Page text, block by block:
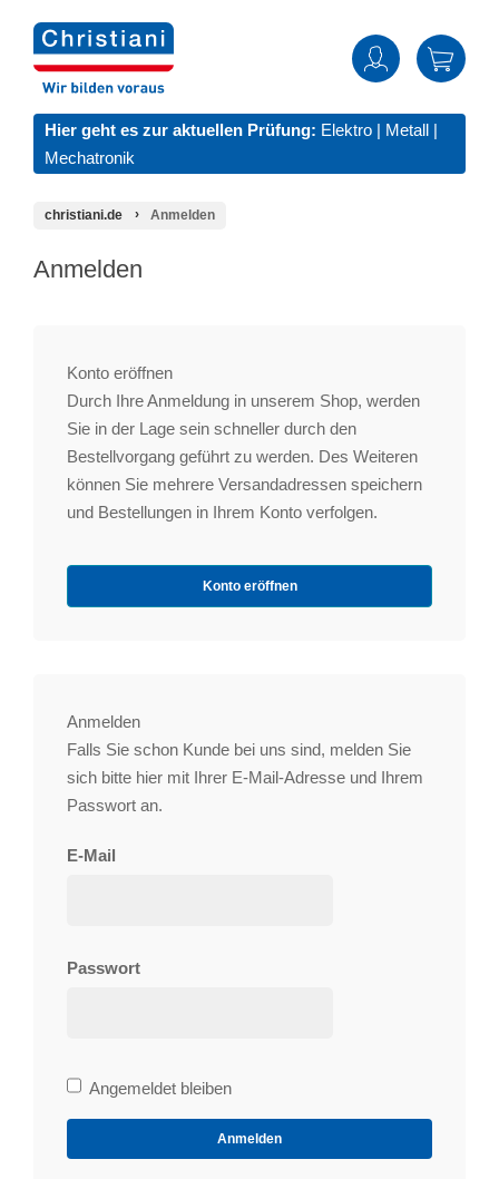
Hier geht es zur aktuellen Prüfung: Elektro | Metall |
Mechatronik
christiani.de Anmelden
Anmelden
Konto eröffnen
Durch Ihre Anmeldung in unserem Shop, werden
Sie in der Lage sein schneller durch den
Bestellvorgang geführt zu werden. Des Weiteren
können Sie mehrere Versandadressen speichern
und Bestellungen in Ihrem Konto verfolgen.
Konto eröffnen
Anmelden
Falls Sie schon Kunde bei uns sind, melden Sie
sich bitte hier mit Ihrer E-Mail-Adresse und Ihrem
Passwort an.
E-Mail
Passwort
Bleibe
angemeldet
Angemeldet bleiben
Anmelden